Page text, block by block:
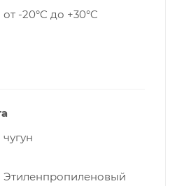
от -20°C до +30°C
чугун
Этиленпропиленовый